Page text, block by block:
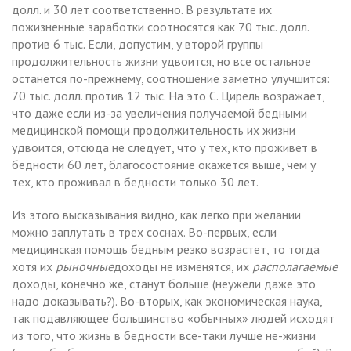
долл. и 30 лет соответственно. В результате их
пожизненные заработки соотносятся как 70 тыс. долл.
против 6 тыс. Если, допустим, у второй группы
продолжительность жизни удвоится, но все остальное
останется по-прежнему, соотношение заметно улучшится:
70 тыс. долл. против 12 тыс. На это С. Цирель возражает,
что даже если из-за увеличения получаемой бедными
медицинской помощи продолжительность их жизни
удвоится, отсюда не следует, что у тех, кто проживет в
бедности 60 лет, благосостояние окажется выше, чем у
тех, кто проживал в бедности только 30 лет.
Из этого высказывания видно, как легко при желании
можно заплутать в трех соснах. Во-первых, если
медицинская помощь бедным резко возрастет, то тогда
хотя их рыночныедоходы не изменятся, их располагаемые
доходы, конечно же, станут больше (неужели даже это
надо доказывать?). Во-вторых, как экономическая наука,
так подавляющее большинство «обычных» людей исходят
из того, что жизнь в бедности все-таки лучше не-жизни